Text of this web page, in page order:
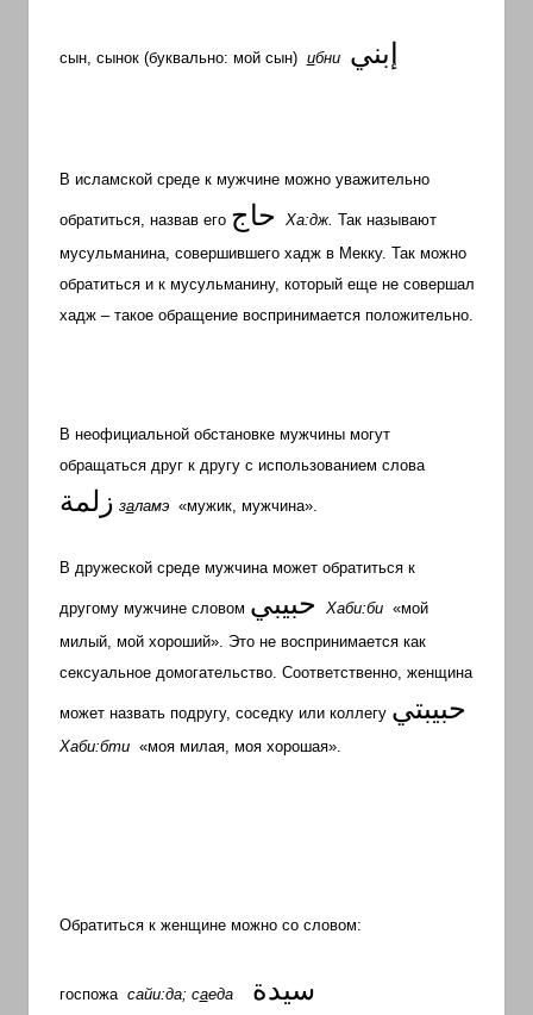
сын, сынок (буквально: мой сын) ибни إبني
В исламской среде к мужчине можно уважительно
обратиться, назвав его حاج Ха:дж. Так называют
мусульманина, совершившего хадж в Мекку. Так можно
обратиться и к мусульманину, который еще не совершал
хадж – такое обращение воспринимается положительно.
В неофициальной обстановке мужчины могут
обращаться друг к другу с использованием слова
زلمة заламэ «мужик, мужчина».
В дружеской среде мужчина может обратиться к
другому мужчине словом حبيبي Хаби:би «мой
милый, мой хороший». Это не воспринимается как
сексуальное домогательство. Соответственно, женщина
может назвать подругу, соседку или коллегу حبيبتي
Хаби:бти «моя милая, моя хорошая».
Обратиться к женщине можно со словом:
سيدة госпожа сайи:да; саеда